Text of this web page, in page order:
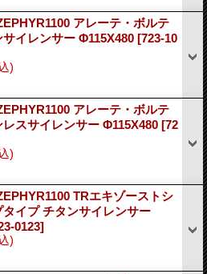
アレーテ・ボルテ
サイレンサー Φ115X480 [723-10
)
アレーテ・ボルテ
レスサイレンサー Φ115X480 [72
)
TRエキゾーストシ
タイプ チタンサイレンサー
0123]
)